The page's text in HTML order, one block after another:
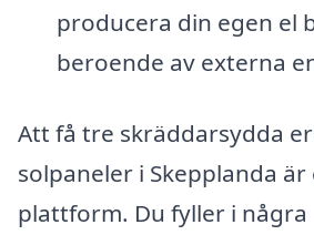
producera din egen el
beroende av externa
Att få tre skräddarsydda
solpaneler i Skepplanda
plattform. Du fyller i några